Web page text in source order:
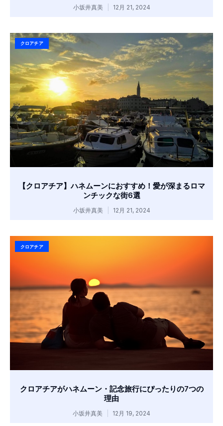
小坂井真美 12月 21, 2024
クロアチア
【クロアチア】ハネムーンにおすすめ！愛が深まるロマ
ンチックな街6選
小坂井真美 12月 21, 2024
クロアチア
クロアチアがハネムーン・記念旅行にぴったりの7つの
理由
小坂井真美 12月 19, 2024